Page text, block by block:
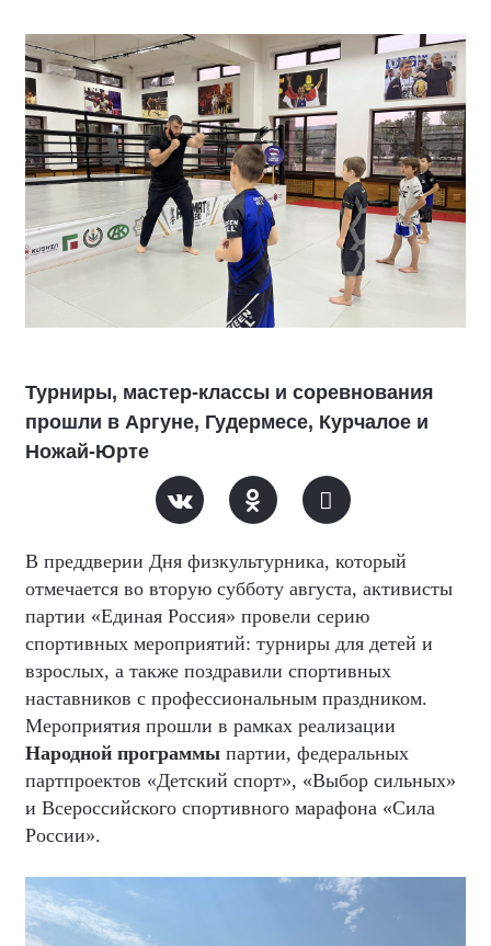
Турниры, мастер-классы и соревнования
прошли в Аргуне, Гудермесе, Курчалое и
Ножай-Юрте
В преддверии Дня физкультурника, который
отмечается во вторую субботу августа, активисты
партии «Единая Россия» провели серию
спортивных мероприятий: турниры для детей и
взрослых, а также поздравили спортивных
наставников с профессиональным праздником.
Мероприятия прошли в рамках реализации
Народной программы партии, федеральных
партпроектов «Детский спорт», «Выбор сильных»
и Всероссийского спортивного марафона «Сила
России».